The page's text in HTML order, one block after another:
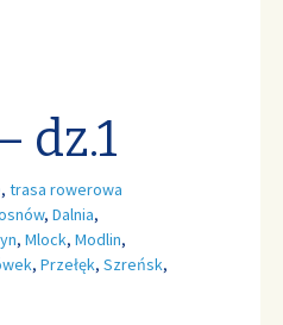
dz.1
, trasa rowerowa
, Dalnia,
, Mlock, Modlin,
, Przełęk, Szreńsk,